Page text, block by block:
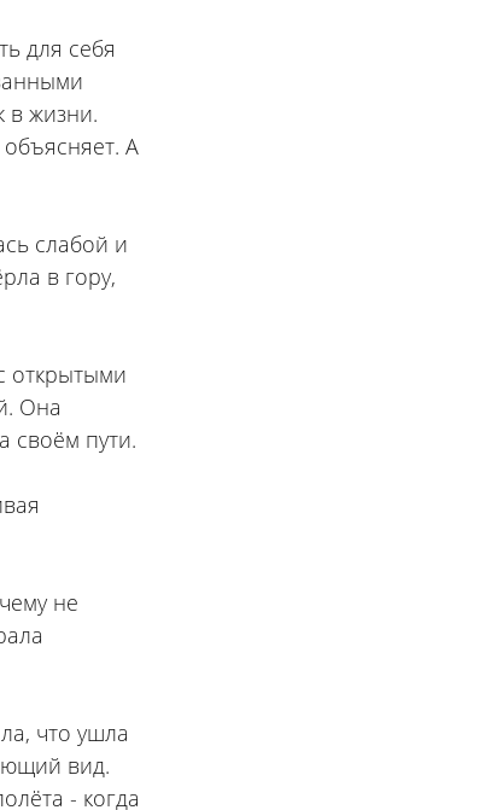
для себя
в жизни.
А
слабой и
в гору,
открытыми
Она
своём пути.
не
что ушла
вид.
- когда